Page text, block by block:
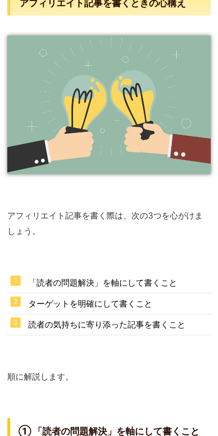
アフィリエイト記事を書くときの心構え
アフィリエイト記事を書く際は、次の3つを心がけま
しょう。
「読者の問題解決」を軸にして書くこと
ターゲットを明確にして書くこと
読者の気持ちに寄り添った記事を書くこと
順に解説します。
① 「読者の問題解決」を軸にして書くこと